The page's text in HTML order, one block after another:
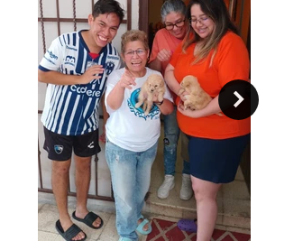
antigüedades.